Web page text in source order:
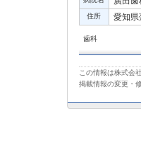
住所 愛知県
歯科
この情報は株式会
掲載情報の変更・